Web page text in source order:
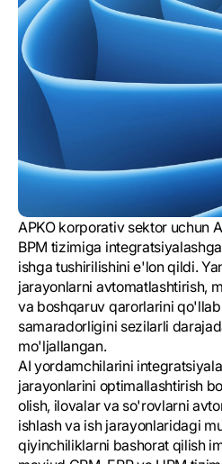
APKO korporativ sektor uchun
BPM tizimiga
ishga tushirilishini e'lon qildi.
jarayonlarni avtomatlashtirish,
va boshqaruv qarorlarini
samaradorligini sezilarli
mo'ljallangan.
AI yordamchilarini
jarayonlarini optimallashtirish
olish, ilovalar va so'rovlarni
ishlash va ish jarayonlaridagi
qiyinchiliklarni bashorat qilish